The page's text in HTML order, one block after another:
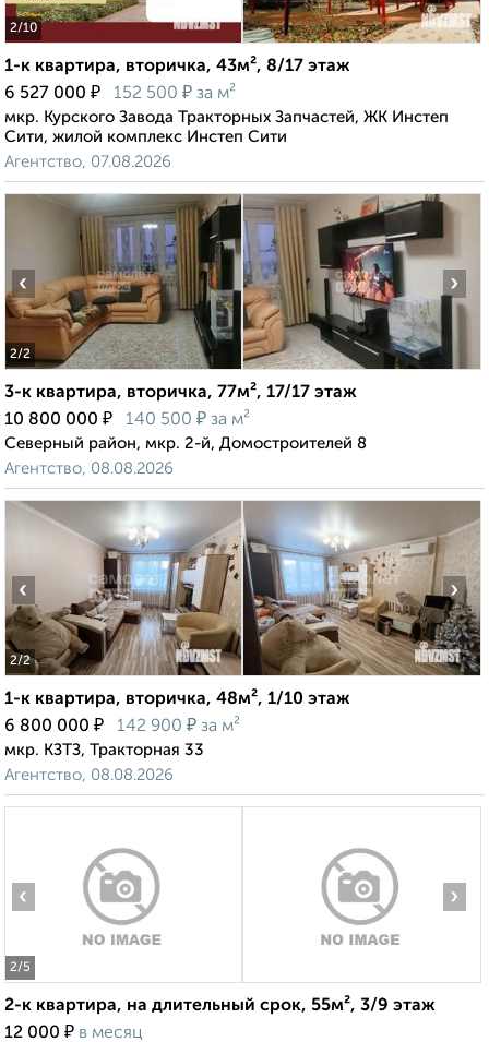
2/10
1-к квартира, вторичка, 43м², 8/17 этаж
6 527 000 ₽ 152 500 ₽ за м²
мкр. Курского Завода Тракторных Запчастей, ЖК Инстеп
Сити, жилой комплекс Инстеп Сити
Агентство, 07.08.2026
2/2
‹ ›
3-к квартира, вторичка, 77м², 17/17 этаж
10 800 000 ₽ 140 500 ₽ за м²
Северный район, мкр. 2-й, Домостроителей 8
Агентство, 08.08.2026
2/2
‹ ›
1-к квартира, вторичка, 48м², 1/10 этаж
6 800 000 ₽ 142 900 ₽ за м²
мкр. КЗТЗ, Тракторная 33
Агентство, 08.08.2026
2/5
‹ ›
2-к квартира, на длительный срок, 55м², 3/9 этаж
12 000 ₽ в месяц